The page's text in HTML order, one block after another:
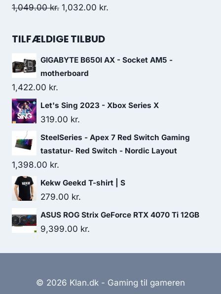
299.00 kr..
1,049.00kr. Original
was:
1,032.00 kr.
TILFÆLDIGE TILBUD
GIGABYTE B650I AX - Socket AM5 -
motherboard
1,422.00 kr.
Let's Sing 2023 - Xbox Series X
319.00 kr.
SteelSeries - Apex 7 Red Switch Gaming
tastatur- Red Switch - Nordic Layout
1,398.00 kr.
Kekw Geekd T-shirt | S
279.00 kr.
ASUS ROG Strix GeForce RTX 4070 Ti 12GB
9,399.00 kr.
© 2026 Klan.dk - Gaming til gameren